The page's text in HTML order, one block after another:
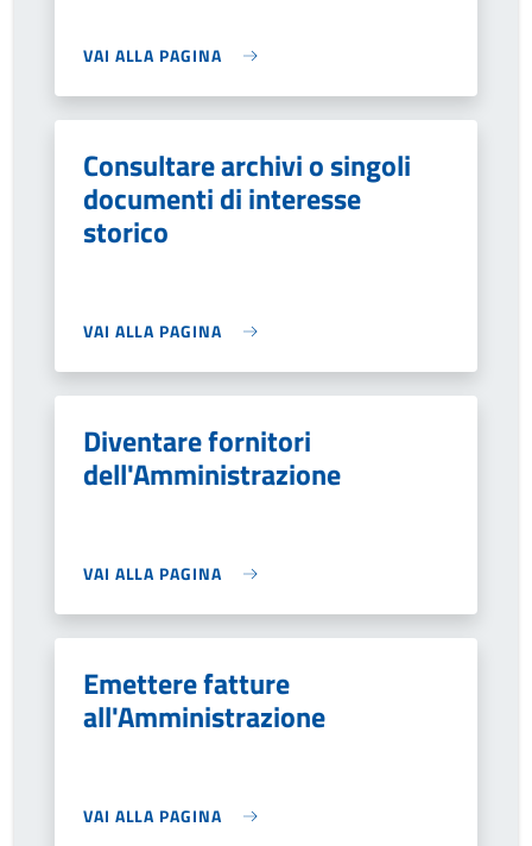
VAI ALLA PAGINA
Consultare archivi o singoli
documenti di interesse
storico
VAI ALLA PAGINA
Diventare fornitori
dell'Amministrazione
VAI ALLA PAGINA
Emettere fatture
all'Amministrazione
VAI ALLA PAGINA